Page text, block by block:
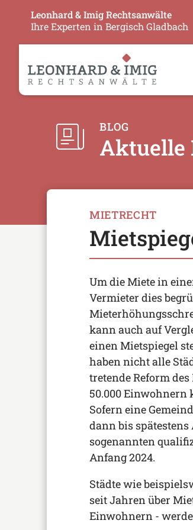
Leonhard & Imig Rechtsanwälte
Ihre Experten in Bergisch Gladbach
BLOG
Aktuelle
MIETRECHT
Um die Miete in
Vermieter dies
kann auch auf
einen Mietspiegel
haben nicht alle
tretende Reform
50.000
Sofern eine
dann bis
sogenannten
Anfang 2024.
Städte wie
seit Jahren über
Einwohnern -